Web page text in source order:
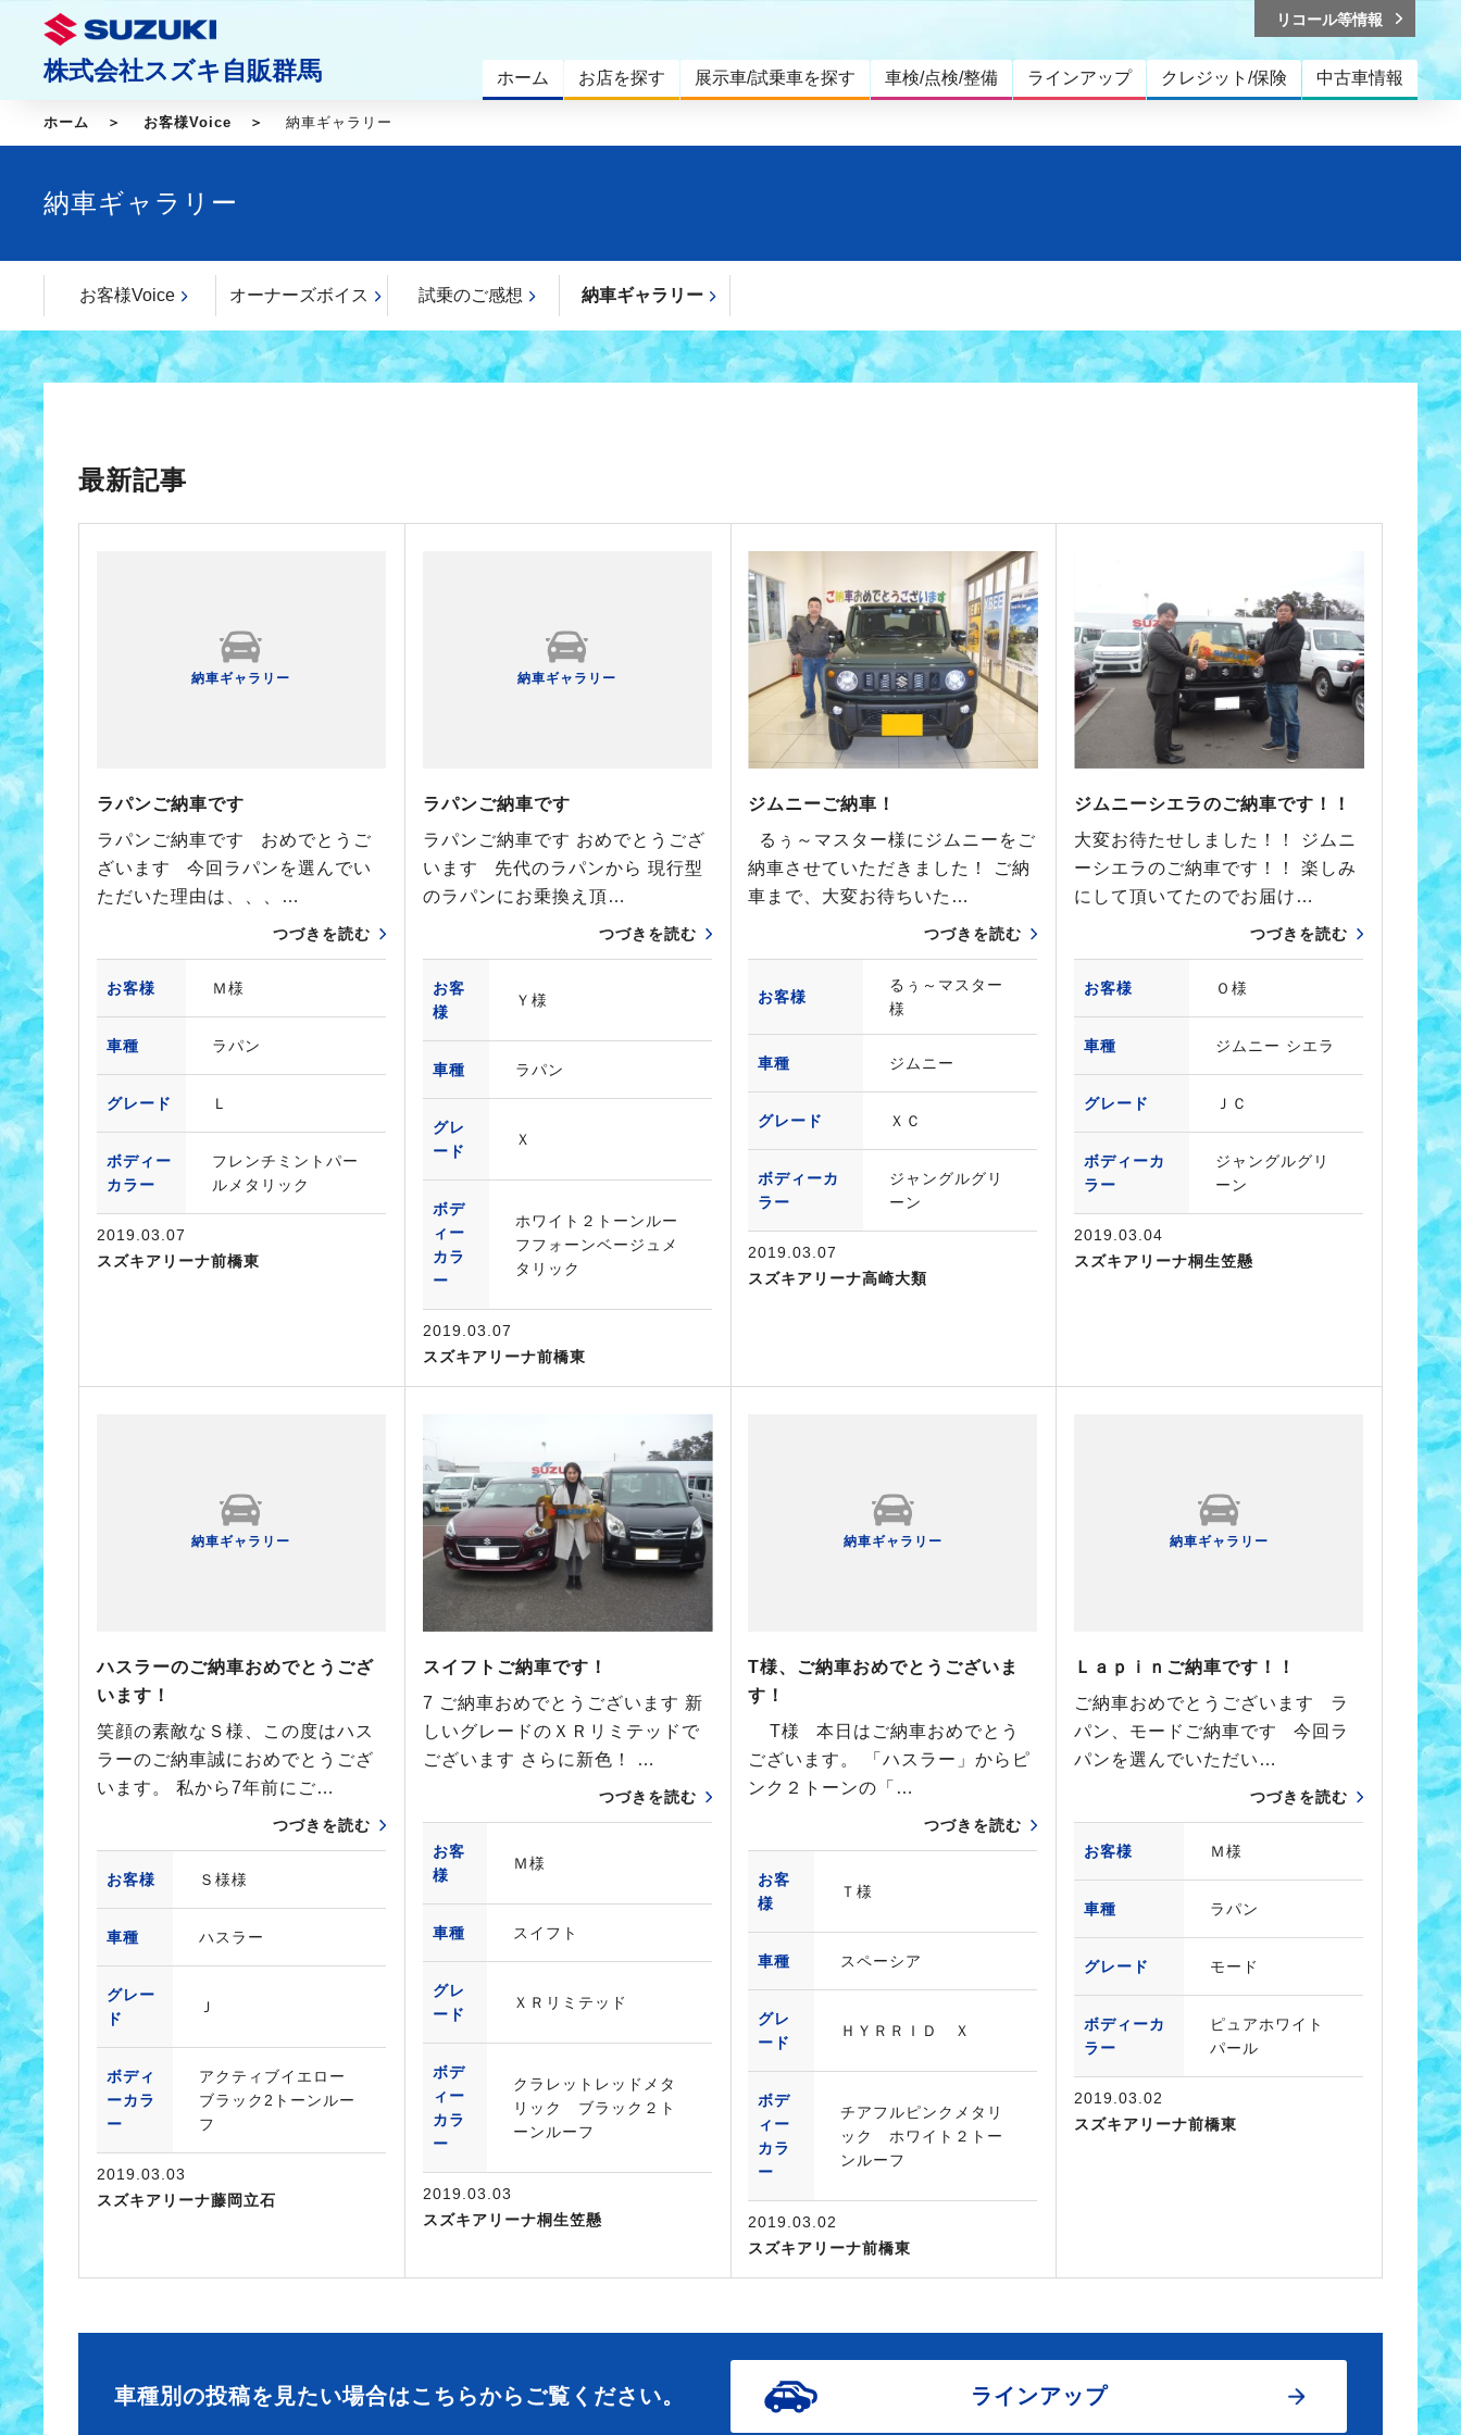
株式会社スズキ自販群馬 ホーム お店を探す 展示車/試乗車を探す 車検/点検/整備 ラインアップ クレジット/保険 中古車情報
リコール等情報
ホーム お客様Voice 納車ギャラリー
納車ギャラリー
お客様Voice オーナーズボイス 試乗のご感想 納車ギャラリー
最新記事
納車ギャラリー
ラパンご納車です
ラパンご納車です おめでとうご
ざいます 今回ラパンを選んでい
ただいた理由は、、、…
つづきを読む
お客様 Ｍ様
車種 ラパン
グレード Ｌ
ボディー
カラー
フレンチミントパー
ルメタリック
2019.03.07
スズキアリーナ前橋東
納車ギャラリー
ラパンご納車です
ラパンご納車です おめでとうござ
います 先代のラパンから 現行型
のラパンにお乗換え頂…
つづきを読む
お客
様
Ｙ様
車種 ラパン
グレ
ード
Ｘ
ボデ
ィー
カラ
ー
ホワイト２トーンルー
フフォーンベージュメ
タリック
2019.03.07
スズキアリーナ前橋東
ジムニーご納車！
るぅ～マスター様にジムニーをご
納車させていただきました！ ご納
車まで、大変お待ちいた…
つづきを読む
お客様
るぅ～マスター
様
車種 ジムニー
グレード ＸＣ
ボディーカ
ラー
ジャングルグリ
ーン
2019.03.07
スズキアリーナ高崎大類
ジムニーシエラのご納車です！！
大変お待たせしました！！ ジムニ
ーシエラのご納車です！！ 楽しみ
にして頂いてたのでお届け…
つづきを読む
お客様 Ｏ様
車種 ジムニー シエラ
グレード ＪＣ
ボディーカ
ラー
ジャングルグリ
ーン
2019.03.04
スズキアリーナ桐生笠懸
納車ギャラリー
ハスラーのご納車おめでとうござ
います！
笑顔の素敵なＳ様、この度はハス
ラーのご納車誠におめでとうござ
います。 私から7年前にご…
つづきを読む
お客様 Ｓ様様
車種 ハスラー
グレー
ド
Ｊ
ボディ
ーカラ
ー
アクティブイエロー
ブラック2トーンルー
フ
2019.03.03
スズキアリーナ藤岡立石
スイフトご納車です！
7 ご納車おめでとうございます 新
しいグレードのＸＲリミテッドで
ございます さらに新色！ …
つづきを読む
お客
様
Ｍ様
車種 スイフト
グレ
ード
ＸＲリミテッド
ボデ
ィー
カラ
ー
クラレットレッドメタ
リック ブラック２ト
ーンルーフ
2019.03.03
スズキアリーナ桐生笠懸
納車ギャラリー
T様、ご納車おめでとうございま
す！
T様 本日はご納車おめでとう
ございます。 「ハスラー」からピ
ンク２トーンの「…
つづきを読む
お客
様
Ｔ様
車種 スペーシア
グレ
ード
ＨＹＲＲＩＤ Ｘ
ボデ
ィー
カラ
ー
チアフルピンクメタリ
ック ホワイト２トー
ンルーフ
2019.03.02
スズキアリーナ前橋東
納車ギャラリー
Ｌａｐｉｎご納車です！！
ご納車おめでとうございます ラ
パン、モードご納車です 今回ラ
パンを選んでいただい…
つづきを読む
お客様 Ｍ様
車種 ラパン
グレード モード
ボディーカ
ラー
ピュアホワイト
パール
2019.03.02
スズキアリーナ前橋東
車種別の投稿を見たい場合はこちらからご覧ください。 ラインアップ